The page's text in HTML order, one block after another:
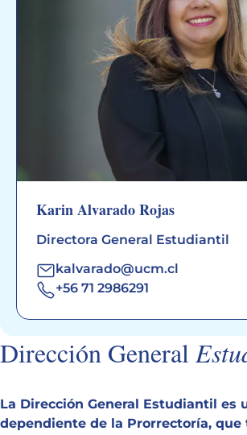
Karin Alvarado Rojas
Directora General Estudiantil
kalvarado@ucm.cl
+56 71 2986291
Dirección General
La Dirección General Estudiantil es
dependiente de la Prorrectoría, que